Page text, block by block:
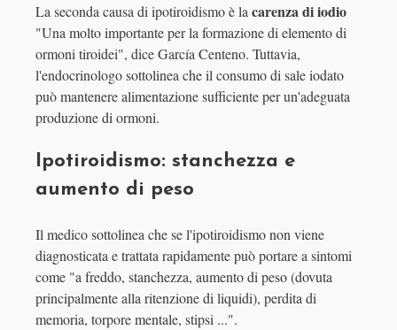
La seconda causa di ipotiroidismo è lacarenza di iodio
"Una molto importante per la formazione di elemento di
ormoni tiroidei", dice García Centeno. Tuttavia,
l'endocrinologo sottolinea che il consumo di sale iodato
può mantenere alimentazione sufficiente per un'adeguata
produzione di ormoni.
Ipotiroidismo: stanchezza e
aumento di peso
Il medico sottolinea che se l'ipotiroidismo non viene
diagnosticata e trattata rapidamente può portare a sintomi
come "a freddo, stanchezza, aumento di peso (dovuta
principalmente alla ritenzione di liquidi), perdita di
memoria, torpore mentale, stipsi ...".